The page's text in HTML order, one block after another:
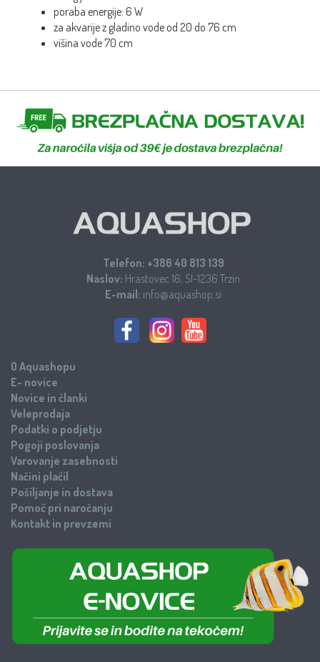
poraba energije: 6 W
za akvarije z gladino vode od 20 do 76 cm
višina vode 70 cm
Telefon: +386 40 813 139
Naslov: Hrastovec 16, SI-1236 Trzin
E-mail: info@aquashop.si
O Aquashopu
E- novice
Novice in članki
Veleprodaja
Podatki o podjetju
Pogoji poslovanja
Varovanje zasebnosti
Načini plačil
Pošiljanje in dostava
Pomoč pri naročanju
Kontakt in prevzemi